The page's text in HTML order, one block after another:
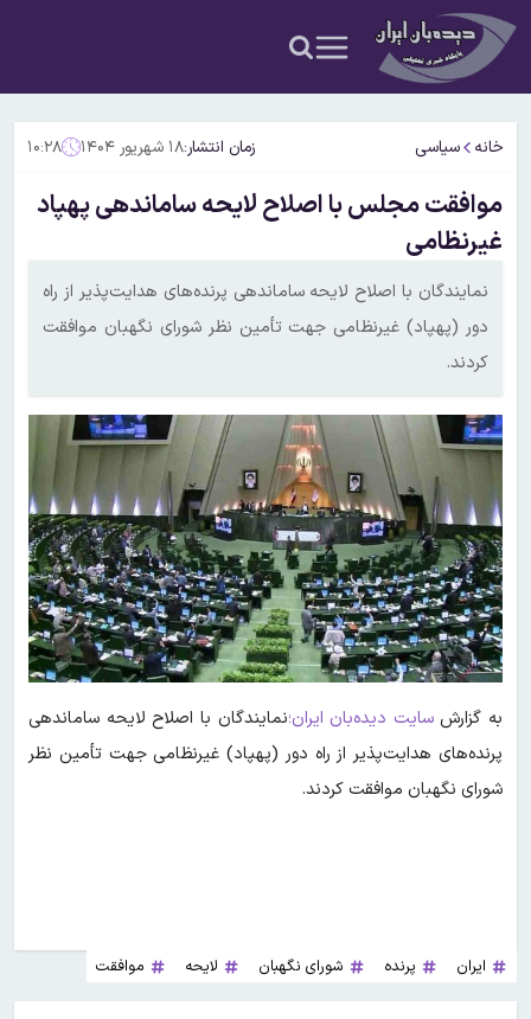
خانه سیاسی زمان انتشار:۱۸ شهریور ۱۴۰۴ ۱۰:۲۸
موافقت مجلس با اصلاح لایحه ساماندهی پهپاد
غیرنظامی
نمایندگان با اصلاح لایحه ساماندهی پرنده‌های هدایت‌پذیر از راه
دور (پهپاد) غیرنظامی جهت تأمین نظر شورای نگهبان موافقت
کردند.
به گزارشسایت دیده‌بان ایران؛نمایندگان با اصلاح لایحه ساماندهی
پرنده‌های هدایت‌پذیر از راه دور (پهپاد) غیرنظامی جهت تأمین نظر
شورای نگهبان موافقت کردند.
ایران پرنده شورای نگهبان لایحه موافقت